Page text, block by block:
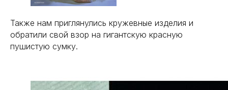
Также нам приглянулись кружевные изделия и
обратили свой взор на гигантскую красную
пушистую сумку.